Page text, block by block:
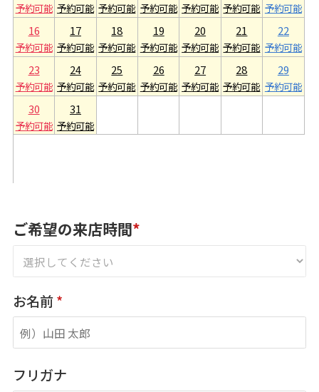
16 17 18 19 20 21 22
23 24 25 26 27 28 29
30 31
ご希望の来店時間*
お名前*
フリガナ